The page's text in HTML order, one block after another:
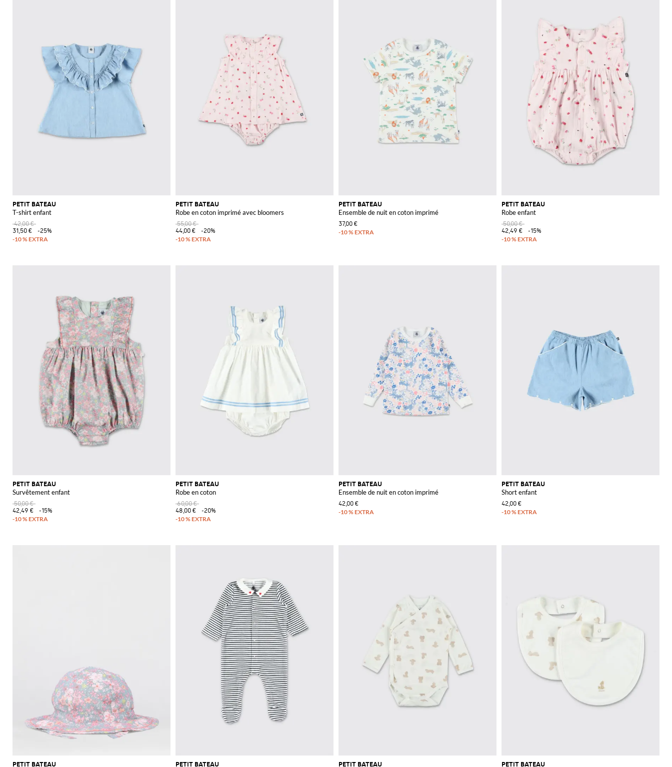
PETIT BATEAU
T-shirt enfant
42,00 €
31,50 €
-25%
PETIT BATEAU
Robe en coton imprimé avec bloomers
55,00 €
44,00 €
-20%
PETIT BATEAU
Ensemble de nuit en coton imprimé
37,00 €
PETIT BATEAU
Robe enfant
50,00 €
42,49 €
-15%
PETIT BATEAU
Survêtement enfant
50,00 €
42,49 €
-15%
PETIT BATEAU
Robe en coton
60,00 €
48,00 €
-20%
PETIT BATEAU
Ensemble de nuit en coton imprimé
42,00 €
PETIT BATEAU
Short enfant
42,00 €
PETIT BATEAU PETIT BATEAU PETIT BATEAU PETIT BATEAU